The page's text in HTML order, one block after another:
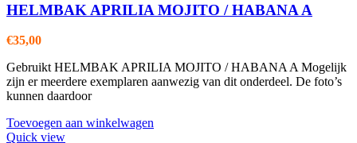
HELMBAK APRILIA MOJITO / HABANA A
€35,00
Gebruikt HELMBAK APRILIA MOJITO / HABANA A Mogelijk
zijn er meerdere exemplaren aanwezig van dit onderdeel. De foto’s
kunnen daardoor
Toevoegen aan winkelwagen
Quick view